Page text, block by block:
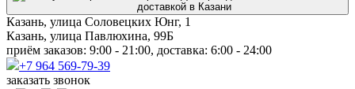
Казань, улица Соловецких Юнг, 1
Казань, улица Павлюхина, 99Б
приём заказов: 9:00 - 21:00, доставка: 6:00 - 24:00
+7 964 569-79-39
заказать звонок